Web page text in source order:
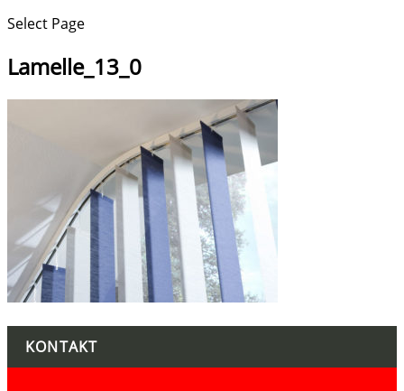
Select Page
Lamelle_13_0
KONTAKT